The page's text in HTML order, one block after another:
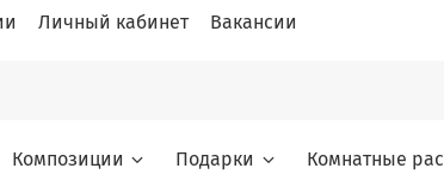
Личный кабинет Вакансии
Композиции Подарки Комнатные